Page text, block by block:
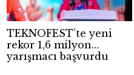
TEKNOFEST’te yeni
rekor 1,6 milyon
yarışmacı başvurdu